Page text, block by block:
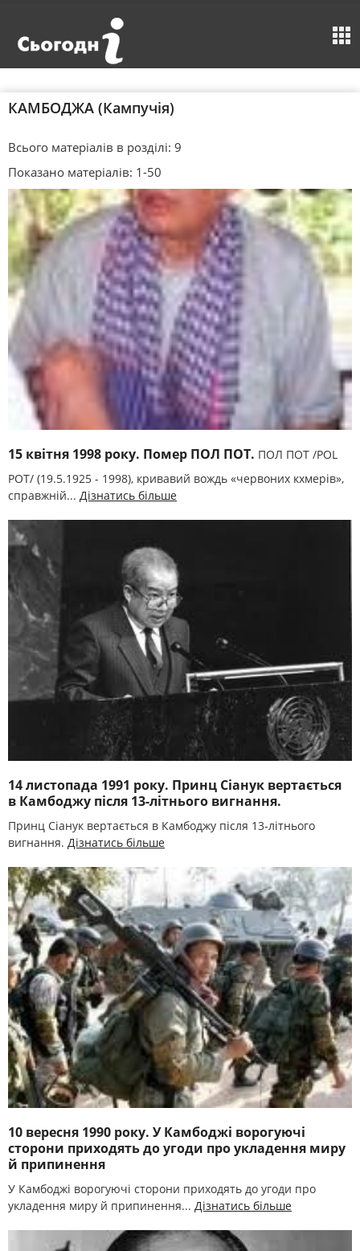
КАМБОДЖА (Кампучія)
Всього матеріалів в розділі: 9
Показано матеріалів: 1-50
15 квітня 1998 року. Помер ПОЛ ПОТ. ПОЛ ПОТ /POL
POT/ (19.5.1925 - 1998), кривавий вождь «червоних кхмерів»,
справжній... Дізнатись більше
14 листопада 1991 року. Принц Сіанук вертається
в Камбоджу після 13-літнього вигнання.
Принц Сіанук вертається в Камбоджу після 13-літнього
вигнання. Дізнатись більше
10 вересня 1990 року. У Камбоджі ворогуючі
сторони приходять до угоди про укладення миру
й припинення
У Камбоджі ворогуючі сторони приходять до угоди про
укладення миру й припинення... Дізнатись більше